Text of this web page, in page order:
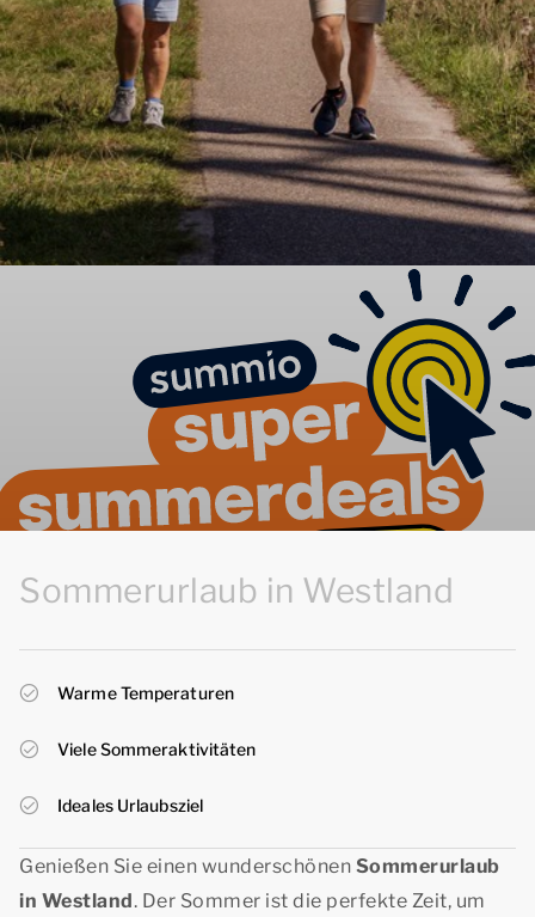
Sommerurlaub in Westland
Warme Temperaturen
Viele Sommeraktivitäten
Ideales Urlaubsziel
Genießen Sie einen wunderschönen Sommerurlaub
in Westland. Der Sommer ist die perfekte Zeit, um